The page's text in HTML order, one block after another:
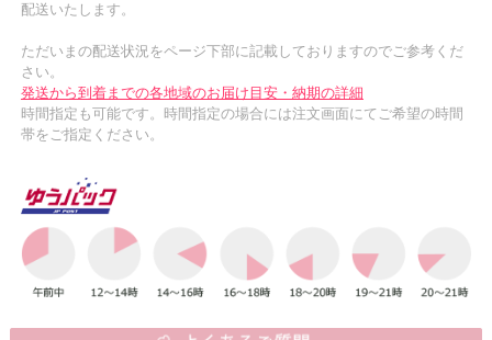
配送いたします。
ただいまの配送状況をページ下部に記載しておりますのでご参考くだ
さい。
発送から到着までの各地域のお届け目安・納期の詳細
時間指定も可能です。時間指定の場合には注文画面にてご希望の時間
帯をご指定ください。